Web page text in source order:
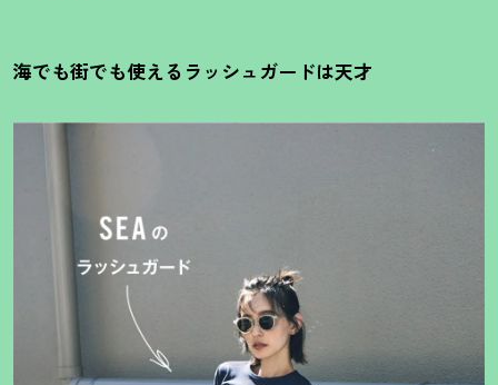
海でも街でも使えるラッシュガードは天才